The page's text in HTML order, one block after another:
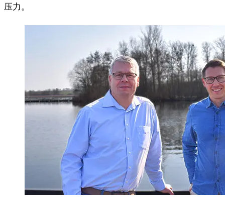
压力。